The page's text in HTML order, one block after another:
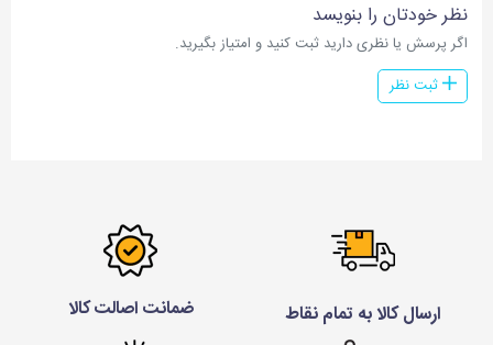
نظر خودتان را بنویسد
اگر پرسش یا نظری دارید ثبت کنید و امتیاز بگیرید.
ثبت نظر
ارسال کالا به تمام نقاط ضمانت اصالت کالا